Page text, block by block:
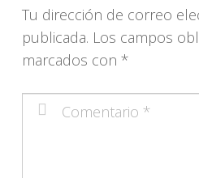
Tu dirección de correo
publicada. Los campos
marcados con *